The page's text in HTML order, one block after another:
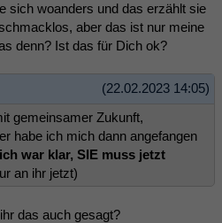
sich woanders und das erzählt sie
aber das ist nur meine
denn? Ist das für Dich ok?
(22.02.2023 14:05)
gemeinsamer Zukunft,
habe ich mich dann angefangen
war klar, SIE muss jetzt
an ihr jetzt)
das auch gesagt?